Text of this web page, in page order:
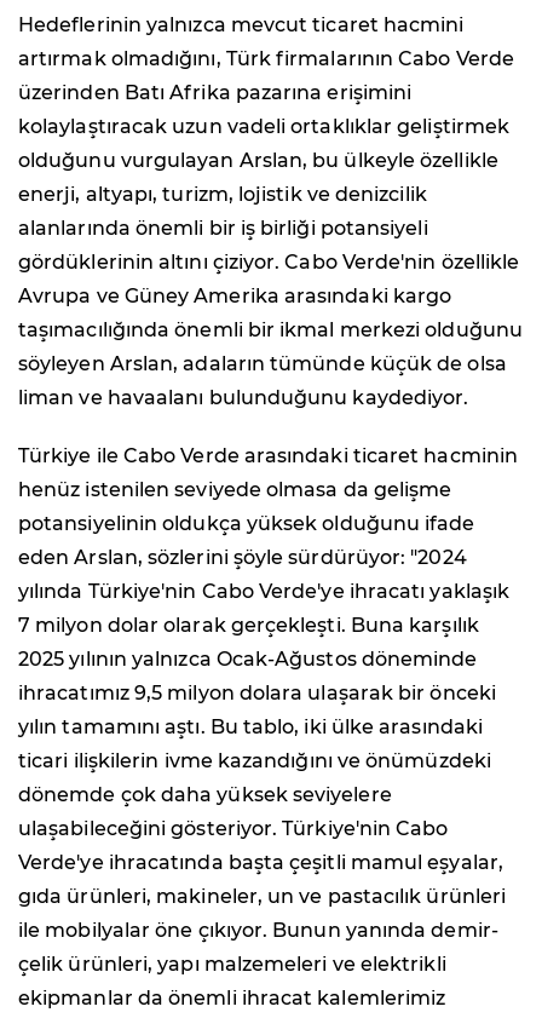
Hedeflerinin yalnızca mevcut ticaret hacmini
artırmak olmadığını, Türk firmalarının Cabo Verde
üzerinden Batı Afrika pazarına erişimini
kolaylaştıracak uzun vadeli ortaklıklar geliştirmek
olduğunu vurgulayan Arslan, bu ülkeyle özellikle
enerji, altyapı, turizm, lojistik ve denizcilik
alanlarında önemli bir iş birliği potansiyeli
gördüklerinin altını çiziyor. Cabo Verde'nin özellikle
Avrupa ve Güney Amerika arasındaki kargo
taşımacılığında önemli bir ikmal merkezi olduğunu
söyleyen Arslan, adaların tümünde küçük de olsa
liman ve havaalanı bulunduğunu kaydediyor.
Türkiye ile Cabo Verde arasındaki ticaret hacminin
henüz istenilen seviyede olmasa da gelişme
potansiyelinin oldukça yüksek olduğunu ifade
eden Arslan, sözlerini şöyle sürdürüyor: "2024
yılında Türkiye'nin Cabo Verde'ye ihracatı yaklaşık
7 milyon dolar olarak gerçekleşti. Buna karşılık
2025 yılının yalnızca Ocak-Ağustos döneminde
ihracatımız 9,5 milyon dolara ulaşarak bir önceki
yılın tamamını aştı. Bu tablo, iki ülke arasındaki
ticari ilişkilerin ivme kazandığını ve önümüzdeki
dönemde çok daha yüksek seviyelere
ulaşabileceğini gösteriyor. Türkiye'nin Cabo
Verde'ye ihracatında başta çeşitli mamul eşyalar,
gıda ürünleri, makineler, un ve pastacılık ürünleri
ile mobilyalar öne çıkıyor. Bunun yanında demir-
çelik ürünleri, yapı malzemeleri ve elektrikli
ekipmanlar da önemli ihracat kalemlerimiz